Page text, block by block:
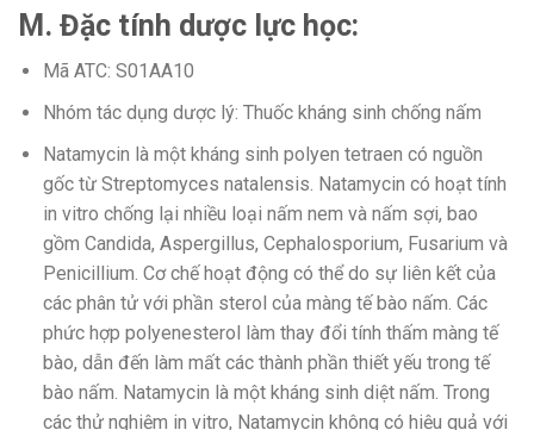
M. Đặc tính dược lực học:
Mã ATC: S01AA10
Nhóm tác dụng dược lý: Thuốc kháng sinh chống nấm
Natamycin là một kháng sinh polyen tetraen có nguồn
gốc từ Streptomyces natalensis. Natamycin có hoạt tính
in vitro chống lại nhiều loại nấm nem và nấm sợi, bao
gồm Candida, Aspergillus, Cephalosporium, Fusarium và
Penicillium. Cơ chế hoạt động có thể do sự liên kết của
các phân tử với phần sterol của màng tế bào nấm. Các
phức hợp polyenesterol làm thay đổi tính thấm màng tế
bào, dẫn đến làm mất các thành phần thiết yếu trong tế
bào nấm. Natamycin là một kháng sinh diệt nấm. Trong
các thử nghiệm in vitro, Natamycin không có hiệu quả với